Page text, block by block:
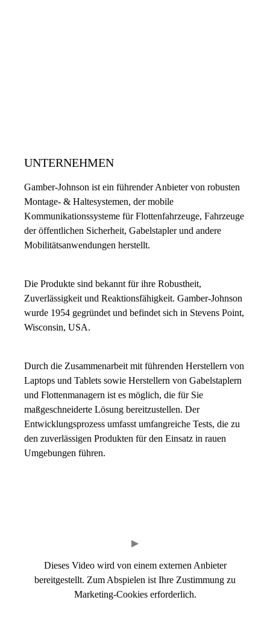
UNTERNEHMEN
Gamber-Johnson ist ein führender Anbieter von robusten
Montage- & Haltesystemen, der mobile
Kommunikationssysteme für Flottenfahrzeuge, Fahrzeuge
der öffentlichen Sicherheit, Gabelstapler und andere
Mobilitätsanwendungen herstellt.
Die Produkte sind bekannt für ihre Robustheit,
Zuverlässigkeit und Reaktionsfähigkeit. Gamber-Johnson
wurde 1954 gegründet und befindet sich in Stevens Point,
Wisconsin, USA.
Durch die Zusammenarbeit mit führenden Herstellern von
Laptops und Tablets sowie Herstellern von Gabelstaplern
und Flottenmanagern ist es möglich, die für Sie
maßgeschneiderte Lösung bereitzustellen. Der
Entwicklungsprozess umfasst umfangreiche Tests, die zu
den zuverlässigen Produkten für den Einsatz in rauen
Umgebungen führen.
▶
Dieses Video wird von einem externen Anbieter
bereitgestellt. Zum Abspielen ist Ihre Zustimmung zu
Marketing-Cookies erforderlich.